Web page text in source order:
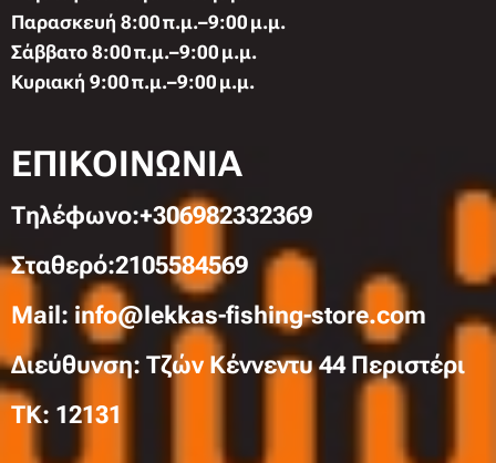
Παρασκευή 8:00 π.μ.–9:00 μ.μ.
Σάββατο 8:00 π.μ.–9:00 μ.μ.
Κυριακή 9:00 π.μ.–9:00 μ.μ.
ΕΠΙΚΟΙΝΩΝΙΑ
Τηλέφωνo:+306982332369
Σταθερό:2105584569
Mail: info@lekkas-fishing-store.com
Διεύθυνση: Τζών Κέννεντυ 44 Περιστέρι
TK: 12131